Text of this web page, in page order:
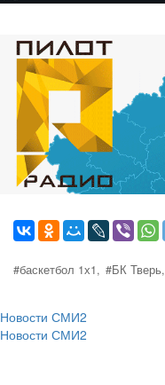
#баскетбол 1х1, #БК Тверь,
Новости СМИ2
Новости СМИ2